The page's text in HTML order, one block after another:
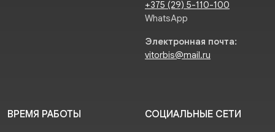
+375 (29) 5-110-100
WhatsApp
Электронная почта:
vitorbis@mail.ru
ВРЕМЯ РАБОТЫ СОЦИАЛЬНЫЕ СЕТИ